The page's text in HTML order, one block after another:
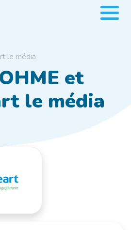
le média
et
le média